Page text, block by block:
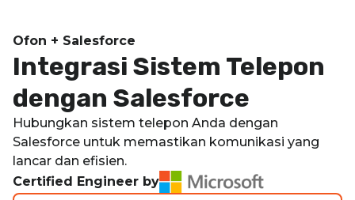
Ofon + Salesforce
Integrasi Sistem Telepon
dengan Salesforce
Hubungkan sistem telepon Anda dengan
Salesforce untuk memastikan komunikasi yang
lancar dan efisien.
Certified Engineer by